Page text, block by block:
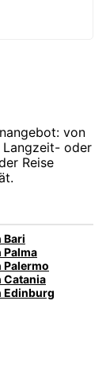
von
Langzeit- oder
Reise
Bari
Palma
Palermo
Catania
Edinburg